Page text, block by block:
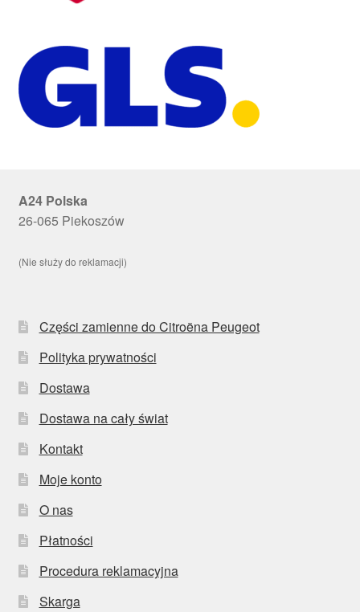
A24 Polska
26-065 Piekoszów
(Nie służy do reklamacji)
Części zamienne do Citroëna Peugeot
Polityka prywatności
Dostawa
Dostawa na cały świat
Kontakt
Moje konto
O nas
Płatności
Procedura reklamacyjna
Skarga